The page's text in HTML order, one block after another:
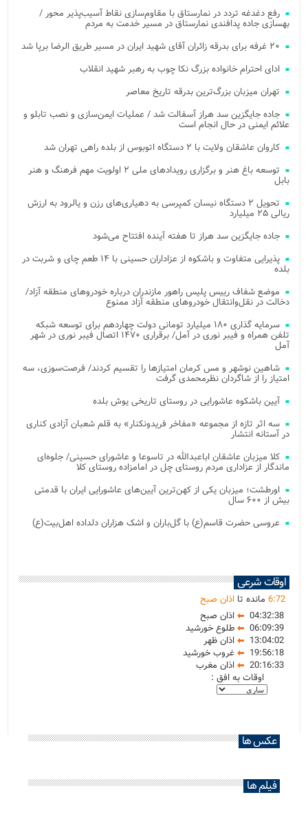
رفع دغدغه تردد در نمارستاق با مقاوم‌سازی نقاط آسیب‌پذیر محور /
بهسازی جاده پدافندی نمارستاق در مسیر خدمت به مردم
۲۰ غرفه برای بدرقه زائران آقای شهید ایران در مسیر طریق الرضا برپا شد
ادای احترام خانواده بزرگ نکا چوب به رهبر شهید انقلاب
تهران میزبان بزرگ‌ترین بدرقه تاریخ معاصر
جاده جایگزین سد هراز آسفالت شد / عملیات ایمن‌سازی و نصب تابلو و
علائم ایمنی در حال انجام است
کاروان عاشقان ولایت با ۲ دستگاه اتوبوس از بلده راهی تهران شد
توسعه باغ هنر و برگزاری رویدادهای ملی ۲ اولویت مهم فرهنگ و هنر
بابل
تحویل ۲ دستگاه نیسان کمپرسی به دهیاری‌های رزن و یالرود به ارزش
ریالی ۲۵ میلیارد
جاده جایگزین سد هراز تا هفته آینده افتتاح می‌شود
پذیرایی متفاوت و باشکوه از عزاداران حسینی با ۱۴ طعم چای و شربت در
بلده
موضع شفاف رییس پلیس راهور مازندران درباره خودروهای منطقه آزاد/
دخالت در نقل‌وانتقال خودروهای منطقه آزاد ممنوع
سرمایه گذاری ۱۸۰ میلیارد تومانی دولت چهاردهم برای توسعه شبکه
تلفن همراه و فیبر نوری در آمل/ برقراری ۱۴۷۰ اتصال فیبر نوری در شهر
آمل
شاهین نوشهر و مس کرمان امتیازها را تقسیم کردند/ فرصت‌سوزی، سه
امتیاز را از شاگردان نظرمحمدی گرفت
آیین باشکوه عاشورایی در روستای تاریخی یوش بلده
سه اثر تازه از مجموعه «مفاخر فریدونکنار» به قلم شعبان آزادی کناری
در آستانه انتشار
کلا میزبان عاشقان اباعبدالله در تاسوعا و عاشورای حسینی/ جلوه‌ای
ماندگار از عزاداری مردم روستای چل در امامزاده روستای کلا
اورطشت؛ میزبان یکی از کهن‌ترین آیین‌های عاشورایی ایران با قدمتی
بیش از ۶۰۰ سال
عروسی حضرت قاسم(ع) با گل‌باران و اشک هزاران دلداده اهل‌بیت(ع)
اوقات شرعی
6:72 مانده تا اذان صبح
04:32:38
اذان صبح
06:09:39
طلوع خورشید
13:04:02
اذان ظهر
19:56:18
غروب خورشید
20:16:33
اذان مغرب
اوقات به افق :
عکس ها
فیلم ها